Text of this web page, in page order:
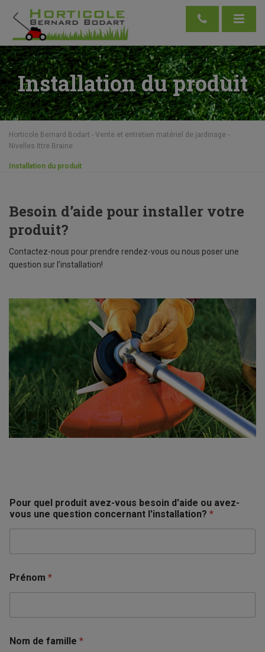
Installation du produit
Horticole Bernard Bodart - Vente et entretien matériel de jardinage -
Nivelles Ittre Braine
Installation du produit
Besoin d’aide pour installer votre
produit?
Contactez-nous pour prendre rendez-vous ou nous poser une
question sur l’installation!
Pour quel produit avez-vous besoin d'aide ou avez-
vous une question concernant l'installation? *
Prénom *
Nom de famille *